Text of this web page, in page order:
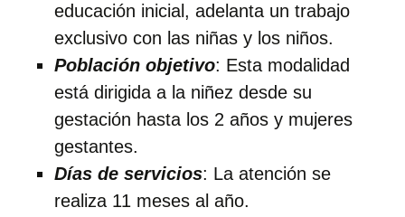
educación inicial, adelanta un trabajo
exclusivo con las niñas y los niños.
Población objetivo: Esta modalidad
está dirigida a la niñez desde su
gestación hasta los 2 años y mujeres
gestantes.
Días de servicios: La atención se
realiza 11 meses al año.